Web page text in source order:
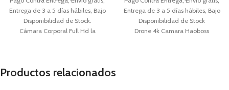
Entrega de 3 a 5 días hábiles, Bajo
Disponibilidad de Stock.
Cámara Corporal Full Hd la
grabaciones con poca luz con el
Entrega de 3 a 5 días hábiles, Bajo
Disponibilidad de Stock
Drone 4k Camara Haoboss
Productos relacionados